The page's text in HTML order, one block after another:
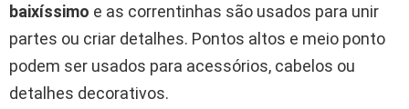
baixíssimo e as correntinhas são usados para unir
partes ou criar detalhes. Pontos altos e meio ponto
podem ser usados para acessórios, cabelos ou
detalhes decorativos.